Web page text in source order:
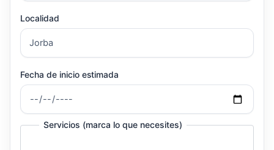
Localidad
Fecha de inicio estimada
Servicios (marca lo que necesites)